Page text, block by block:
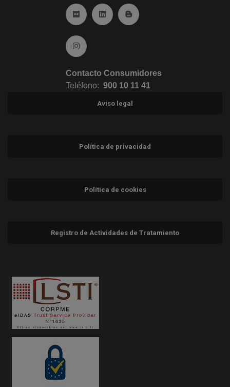
Ir a Flickr (abre en ventana nueva)
Ir a Linkedin (abre en ventana nueva)
Ir al Blog (abre en ventana
Ir a Instagram (abre en ventana nueva)
Contacto Consumidores
Teléfono: 900 10 11 41
Aviso legal
Política de privacidad
Política de cookies
Registro de Actividades de Tratamiento